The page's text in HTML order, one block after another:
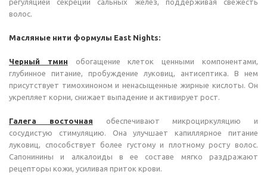
регуляцией секреции сальных желез, поддерживая свежесть
волос.
Масляные нити формулы East Nights:
Черный тмин обогащение клеток ценными компонентами,
глубинное питание, пробуждение луковиц, антисептика. В нем
присутствует тимохиноном и ненасыщенные жирные кислоты. Он
укрепляет корни, снижает выпадение и активирует рост.
Галега восточная обеспечивают микроциркуляцию и
сосудистую стимуляцию. Она улучшает капиллярное питание
луковиц, способствует более густому и плотному росту волос.
Сапонинины и алкалоиды в ее составе мягко раздражают
рецепторы кожи, усиливая приток крови.